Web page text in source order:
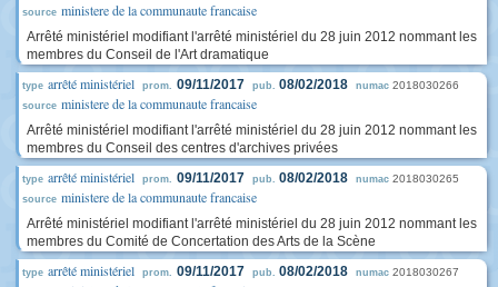
source ministere de la communaute francaise
Arrêté ministériel modifiant l'arrêté ministériel du 28 juin 2012 nommant les
membres du Conseil de l'Art dramatique
type arrêté ministériel prom. 09/11/2017 pub. 08/02/2018 numac 2018030266
source ministere de la communaute francaise
Arrêté ministériel modifiant l'arrêté ministériel du 28 juin 2012 nommant les
membres du Conseil des centres d'archives privées
type arrêté ministériel prom. 09/11/2017 pub. 08/02/2018 numac 2018030265
source ministere de la communaute francaise
Arrêté ministériel modifiant l'arrêté ministériel du 28 juin 2012 nommant les
membres du Comité de Concertation des Arts de la Scène
type arrêté ministériel prom. 09/11/2017 pub. 08/02/2018 numac 2018030267